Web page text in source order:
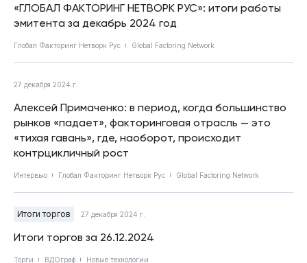
«ГЛОБАЛ ФАКТОРИНГ НЕТВОРК РУС»: итоги работы
эмитента за декабрь 2024 год
Глобал Факторинг Нетворк Рус Global Factoring Network
27 декабря 2024 г.
Алексей Примаченко: в период, когда большинство
рынков «падает», факторинговая отрасль — это
«тихая гавань», где, наоборот, происходит
контрцикличный рост
Интервью Глобал Факторинг Нетворк Рус Global Factoring Network
Итоги торгов 27 декабря 2024 г.
Итоги торгов за 26.12.2024
Торги ВДОграф Новые технологии